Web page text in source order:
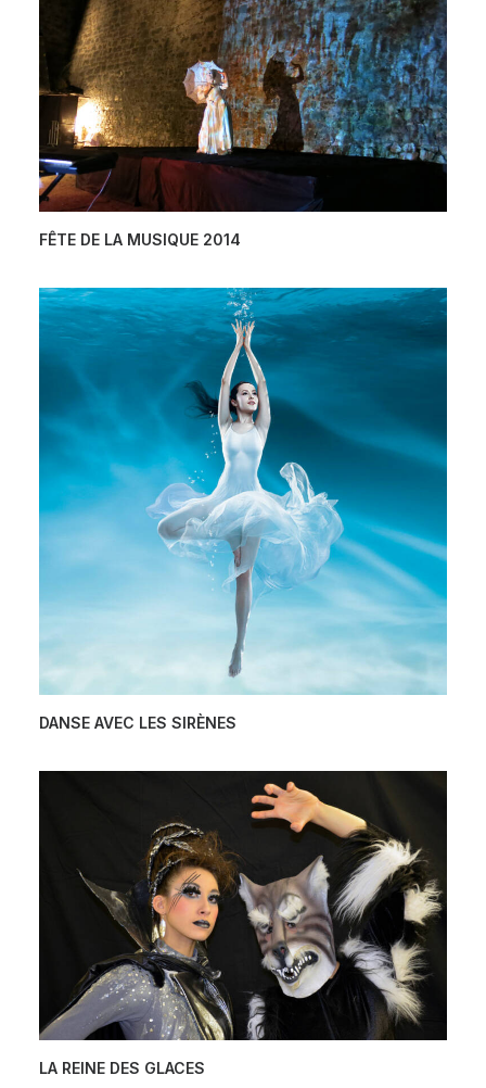
FÊTE DE LA MUSIQUE 2014
DANSE AVEC LES SIRÈNES
LA REINE DES GLACES